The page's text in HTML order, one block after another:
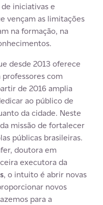
iniciativas e
vençam as limitações
na formação, na
desde 2013 oferece
com
de 2016 amplia
ao público de
da cidade. Neste
missão de fortalecer
públicas brasileiras.
doutora em
executora da
, o intuito é abrir novas
novos
para a